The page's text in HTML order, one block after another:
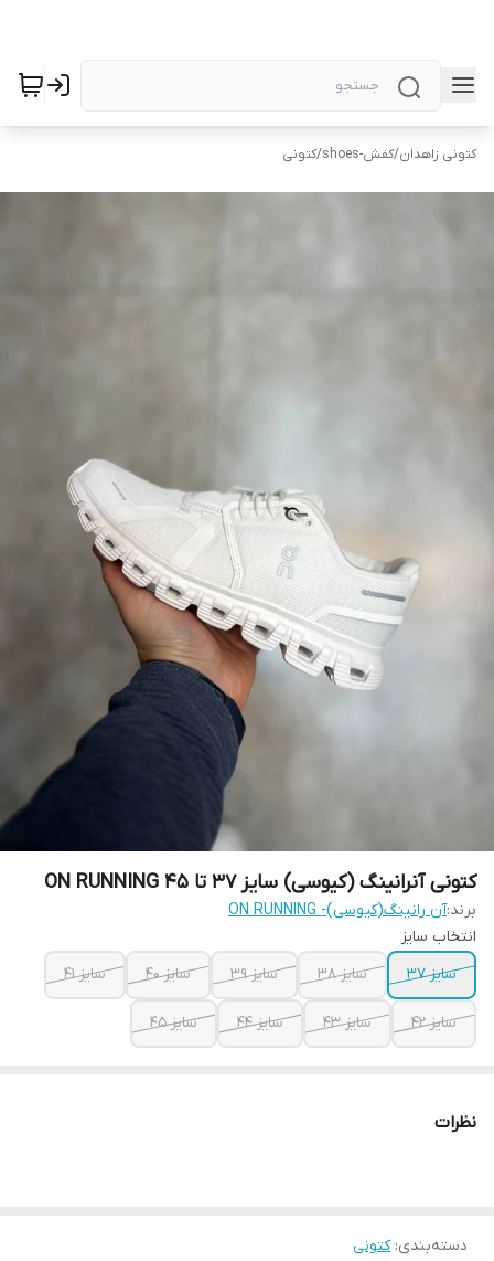
کتونی زاهدان/کفش-shoes /کتونی
کتونی آنرانینگ (کیوسی) سایز 37 تا 45 ON RUNNING
برند:آن رانینگ(کیوسی)- ON RUNNING
انتخاب سایز
سایز 37
سایز 38 سایز 39 سایز 40 سایز 41
سایز 42 سایز 43 سایز 44 سایز 45
نظرات
دسته‌بندی:کتونی